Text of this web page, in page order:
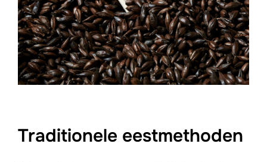
Traditionele eestmethoden